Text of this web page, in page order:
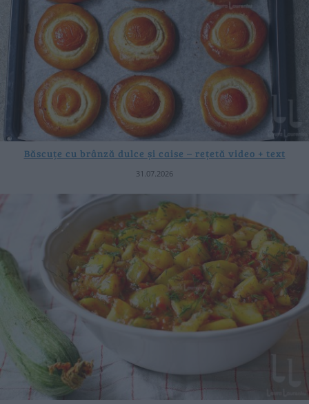
Băscuțe cu brânză dulce și caise – rețetă video + text
31.07.2026